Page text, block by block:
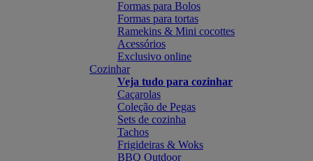
Formas para Bolos
Formas para tortas
Ramekins & Mini cocottes
Acessórios
Exclusivo online
Cozinhar
Veja tudo para cozinhar
Caçarolas
Coleção de Pegas
Sets de cozinha
Tachos
Frigideiras & Woks
BBQ Outdoor